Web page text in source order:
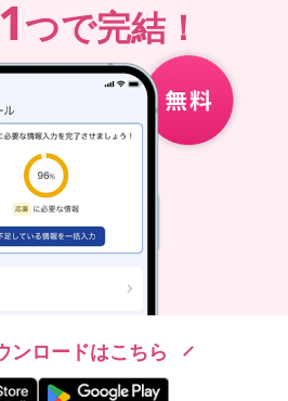
1つで完結！
ンロードはこちら